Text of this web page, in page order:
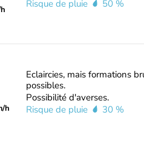
Risque de pluie
50 %
h
Eclaircies, mais formations
possibles.
Possibilité d'averses.
Risque de pluie
30 %